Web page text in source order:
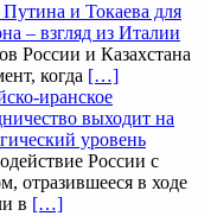
и Токаева для
– взгляд из Италии
России и Казахстана
когда […]
иранское
выходит на
уровень
России с
отразившееся в ходе
в […]